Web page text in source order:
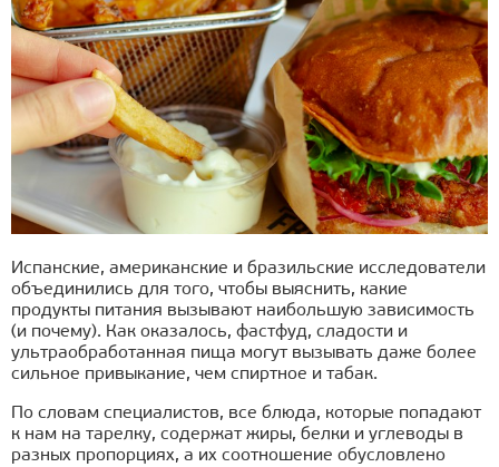
Испанские, американские и бразильские исследователи
объединились для того, чтобы выяснить, какие
продукты питания вызывают наибольшую зависимость
(и почему). Как оказалось, фастфуд, сладости и
ультраобработанная пища могут вызывать даже более
сильное привыкание, чем спиртное и табак.
По словам специалистов, все блюда, которые попадают
к нам на тарелку, содержат жиры, белки и углеводы в
разных пропорциях, а их соотношение обусловлено